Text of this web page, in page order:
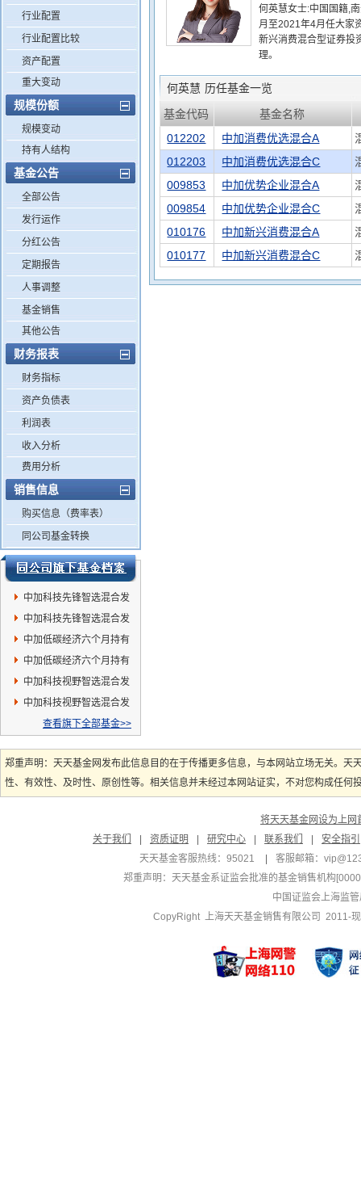
行业配置
行业配置比较
资产配置
重大变动
规模份额
规模变动
持有人结构
基金公告
全部公告
发行运作
分红公告
定期报告
人事调整
基金销售
其他公告
财务报表
财务指标
资产负债表
利润表
收入分析
费用分析
销售信息
购买信息（费率表）
同公司基金转换
中加科技先锋智选混合发
起式C
中加科技先锋智选混合发
起式A
中加低碳经济六个月持有
混合A
中加低碳经济六个月持有
混合C
中加科技视野智选混合发
起式A
中加科技视野智选混合发
起式C查看旗下全部基金>>
何英慧女士:中国国籍,
月至2021年4月任大家
新兴消费混合型证券投
理。
何英慧 历任基金一览
基金代码
基金名称
012202
中加消费优选混合A
012203
中加消费优选混合C
009853
中加优势企业混合A
009854
中加优势企业混合C
010176
中加新兴消费混合A
010177
中加新兴消费混合C
郑重声明：天天基金网发布此信息目的在于传播更多信息，与本网站立场无关。
性、有效性、及时性、原创性等。相关信息并未经过本网站证实，不对您构成任
将天天基金网设为上网
关于我们
资质证明 研究中心 联系我们
安全指引
天天基金客服热线：95021
客服邮箱：
郑重声明：天天基金系证监会批准的基金销售机构
中国证监会上海监
CopyRight 上海天天基金销售有限公司 2011-